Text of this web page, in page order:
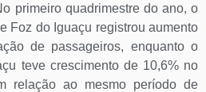
primeiro quadrimestre do ano, o
Foz do Iguaçu registrou aumento
de passageiros, enquanto o
teve crescimento de 10,6% no
relação ao mesmo período de